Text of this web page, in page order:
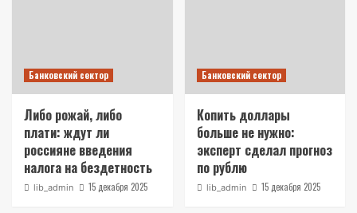
Банковский сектор
Либо рожай, либо
плати: ждут ли
россияне введения
налога на бездетность
lib_admin 15 декабря 2025
Банковский сектор
Копить доллары
больше не нужно:
эксперт сделал прогноз
по рублю
lib_admin 15 декабря 2025